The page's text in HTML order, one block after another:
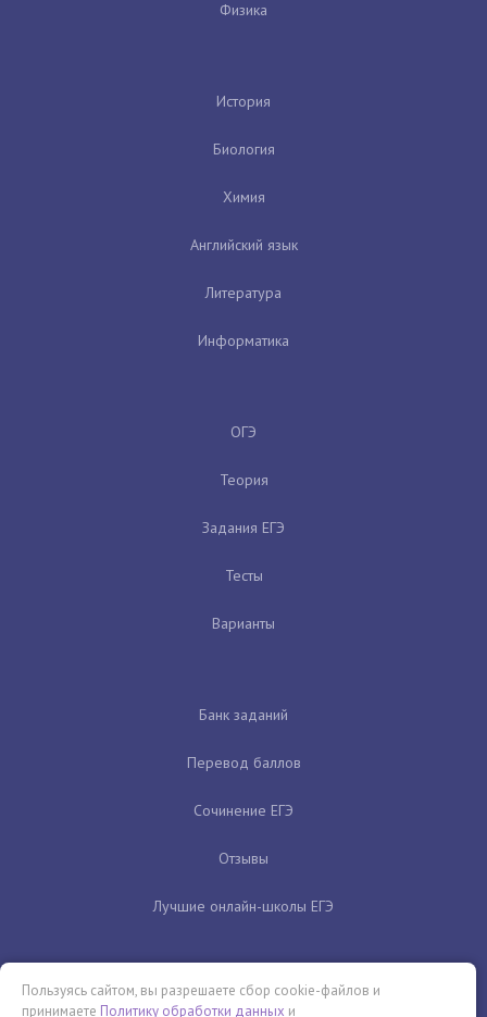
Физика
История
Биология
Химия
Английский язык
Литература
Информатика
ОГЭ
Теория
Задания ЕГЭ
Тесты
Варианты
Банк заданий
Перевод баллов
Сочинение ЕГЭ
Отзывы
Лучшие онлайн-школы ЕГЭ
Пользуясь сайтом, вы разрешаете сбор cookie-файлов и
принимаете Политику обработки данных и